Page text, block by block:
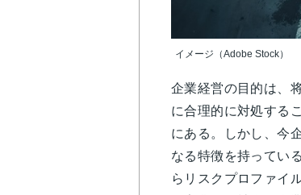
イメージ（Adobe Stock）
企業経営の目的は、
に合理的に対処する
にある。しかし、今
なる特徴を持ってい
らリスクプロファイ